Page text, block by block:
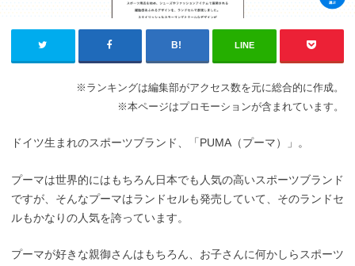
LINE
※ランキングは編集部がアクセス数を元に総合的に作成。
※本ページはプロモーションが含まれています。
ドイツ生まれのスポーツブランド、「PUMA（プーマ）」。
プーマは世界的にはもちろん日本でも人気の高いスポーツブランド
ですが、そんなプーマはランドセルも発売していて、そのランドセ
ルもかなりの人気を誇っています。
プーマが好きな親御さんはもちろん、お子さんに何かしらスポーツ